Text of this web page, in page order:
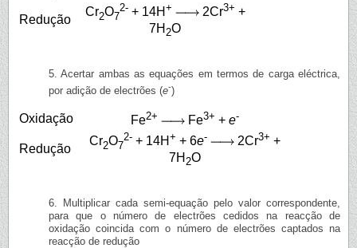
Redução
Cr2O7
2-+ 14H + 2Cr3+ +
7H 2O
5. Acertar ambas as equações em termos de carga eléctrica,
por adição de electrões (e-)
Oxidação Fe2+ Fe3+ + e-
Redução
Cr2O7
2- + 14H + + 6e- 2Cr3+ +
7H 2O
6. Multiplicar cada semi-equação pelo valor correspondente,
para que o número de electrões cedidos na reacção de
oxidação coincida com o número de electrões captados na
reacção de redução